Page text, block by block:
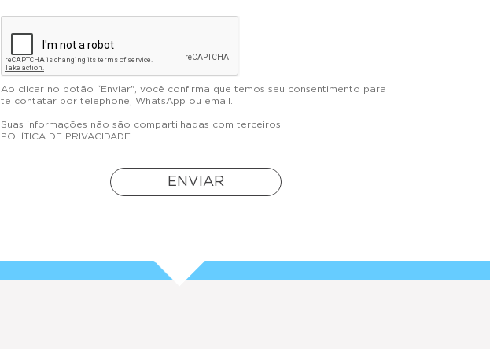
Ao clicar no botão “Enviar", você confirma que temos seu consentimento para
te contatar por telephone, WhatsApp ou email.
Suas informações não são compartilhadas com terceiros.
POLÍTICA DE PRIVACIDADE
ENVIAR